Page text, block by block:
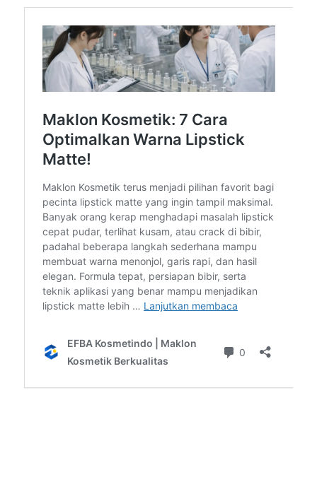
tersedia di halaman situs resmi. Setiap pertanyaan akan
awal proses produksi.